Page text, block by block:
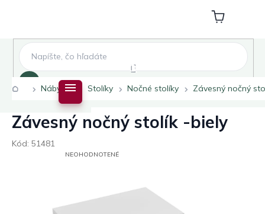
Nákupný
košík
Domov
Nábytok Stolíky Nočné stolíky Závesný nočný
Závesný nočný stolík -biely
Kód: 51481
PRIEMERNÉNEOHODNOTENÉ